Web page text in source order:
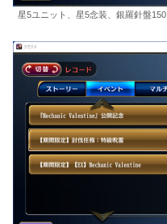
星5ユニット、星5念装、銀羅針盤150